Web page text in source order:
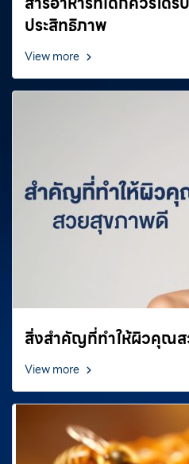
ประสิทธิภาพ
View more
สิ่งสำคัญที่ทำให้ผิวคุณ
View more